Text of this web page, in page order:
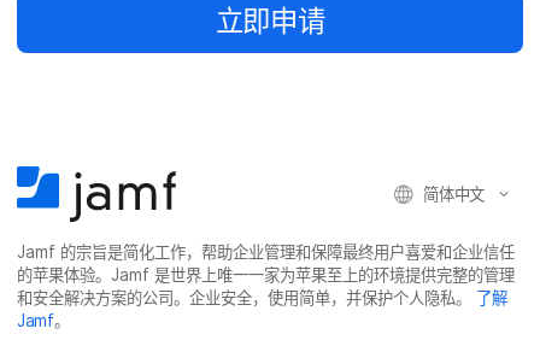
立即​申请
简体​中文
Jamf 的​宗旨​是​简化​工作，​帮助​企业​管理​和​保障​最​终​用​户​喜爱​和​企业​信任​
的​苹果​体验。 Jamf是​世界​上​唯​一​一​家​为​苹果​至​上​的​环境​提供​完整​的​管理​
和​安全​解决​方案​的​公司。​企业​安全，​使用​简单，​并​保护​个​人​隐私。
了解
Jamf。